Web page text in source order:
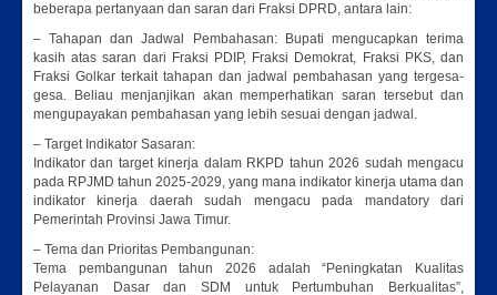
beberapa pertanyaan dan saran dari Fraksi DPRD, antara lain:
– Tahapan dan Jadwal Pembahasan: Bupati mengucapkan terima
kasih atas saran dari Fraksi PDIP, Fraksi Demokrat, Fraksi PKS, dan
Fraksi Golkar terkait tahapan dan jadwal pembahasan yang tergesa-
gesa. Beliau menjanjikan akan memperhatikan saran tersebut dan
mengupayakan pembahasan yang lebih sesuai dengan jadwal.
– Target Indikator Sasaran:
Indikator dan target kinerja dalam RKPD tahun 2026 sudah mengacu
pada RPJMD tahun 2025-2029, yang mana indikator kinerja utama dan
indikator kinerja daerah sudah mengacu pada mandatory dari
Pemerintah Provinsi Jawa Timur.
– Tema dan Prioritas Pembangunan:
Tema pembangunan tahun 2026 adalah “Peningkatan Kualitas
Pelayanan Dasar dan SDM untuk Pertumbuhan Berkualitas”,